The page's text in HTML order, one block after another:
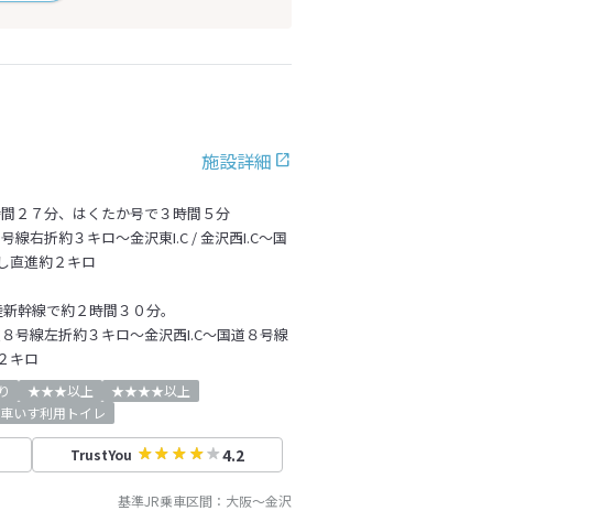
施設詳細
２７分、はくたか号で３時間５分
線右折約３キロ～金沢東I.C / 金沢西I.C～国
直進約２キロ
幹線で約２時間３０分。
号線左折約３キロ～金沢西I.C～国道８号線
キロ
★★★以上
★★★★以上
いす利用トイレ
TrustYou 4.2
基準JR乗車区間： 大阪～金沢